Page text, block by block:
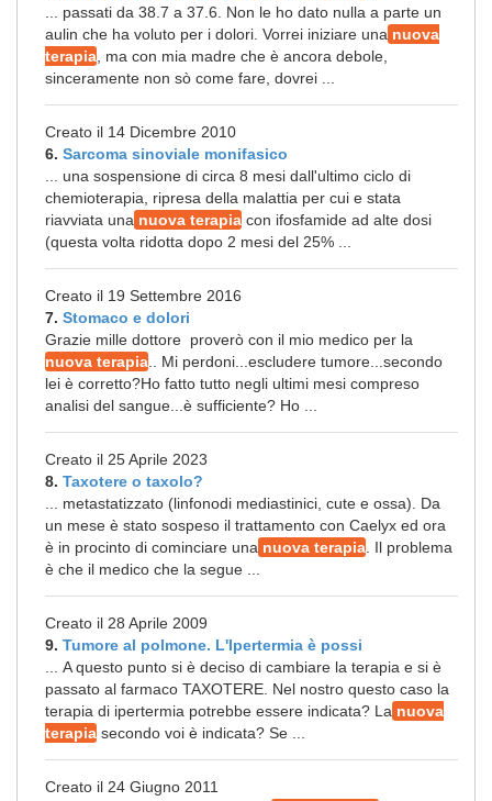
... passati da 38.7 a 37.6. Non le ho dato nulla a parte un
aulin che ha voluto per i dolori. Vorrei iniziare una nuova
terapia , ma con mia madre che è ancora debole,
sinceramente non sò come fare, dovrei ...
Creato il 14 Dicembre 2010
6. Sarcoma sinoviale monifasico
... una sospensione di circa 8 mesi dall'ultimo ciclo di
chemioterapia, ripresa della malattia per cui e stata
riavviata una nuova terapia con ifosfamide ad alte dosi
(questa volta ridotta dopo 2 mesi del 25% ...
Creato il 19 Settembre 2016
7. Stomaco e dolori
Grazie mille dottore proverò con il mio medico per la
nuova terapia .. Mi perdoni...escludere tumore...secondo
lei è corretto?Ho fatto tutto negli ultimi mesi compreso
analisi del sangue...è sufficiente? Ho ...
Creato il 25 Aprile 2023
8. Taxotere o taxolo?
... metastatizzato (linfonodi mediastinici, cute e ossa). Da
un mese è stato sospeso il trattamento con Caelyx ed ora
è in procinto di cominciare una nuova terapia . Il problema
è che il medico che la segue ...
Creato il 28 Aprile 2009
9. Tumore al polmone. L'Ipertermia è possi
... A questo punto si è deciso di cambiare la terapia e si è
passato al farmaco TAXOTERE. Nel nostro questo caso la
terapia di ipertermia potrebbe essere indicata? La nuova
terapia secondo voi è indicata? Se ...
Creato il 24 Giugno 2011